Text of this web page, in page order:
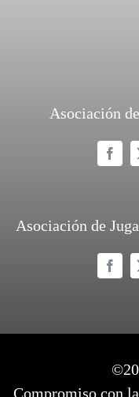
Asociación
Asociación de
©
Compromiso con